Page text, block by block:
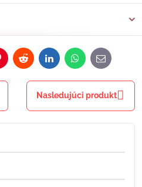
RedditLinkedInWhatsApp
E-
mail
Nasledujúci produkt